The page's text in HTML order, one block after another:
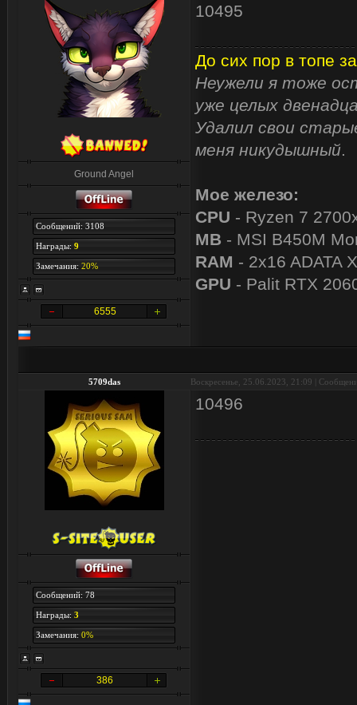
Ground Angel
Сообщений: 3108
Награды: 9
Замечания: 20%
6555
10495
До сих пор в топе
Неужели я тоже
уже целых
Удалил свои
меня никудышный.
Мое железо:
CPU - Ryzen 7
MB - MSI B450M
RAM - 2x16 ADATA
GPU - Palit RTX
5709das Воскресенье, 25.06.2023, 21:09 |
Сообщений: 78
Награды: 3
Замечания: 0%
386
10496